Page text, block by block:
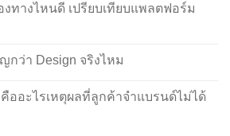
ทางไหนดี เปรียบเทียบแพลตฟอร์ม
กว่า Design จริงไหม
คืออะไรเหตุผลที่ลูกค้าจำแบรนด์ไม่ได้